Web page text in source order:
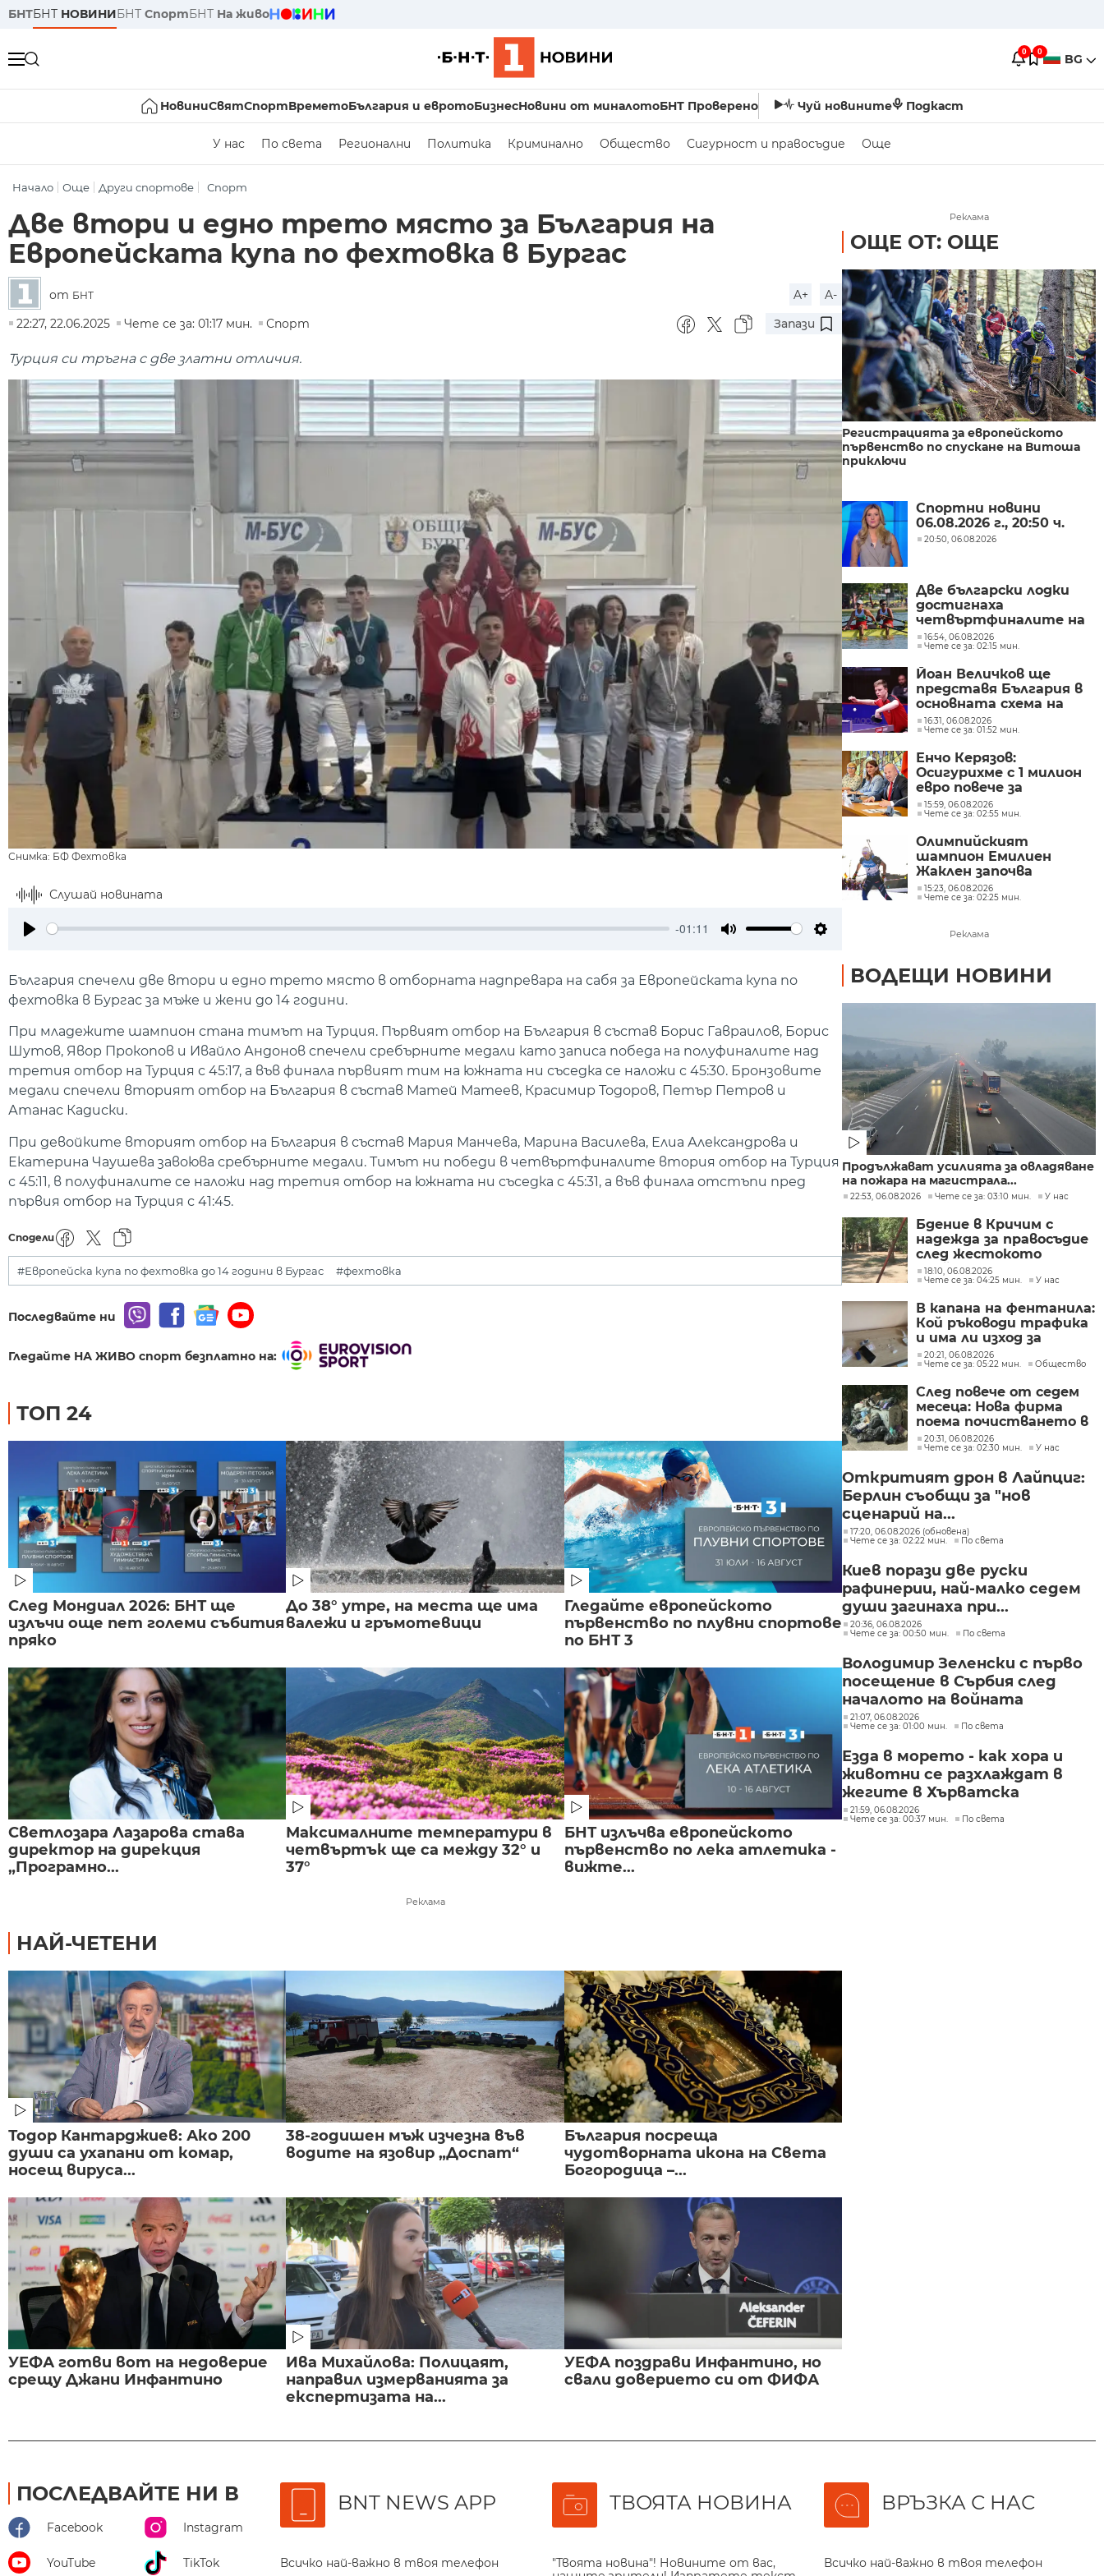
БНТБНТ НОВИНИБНТ СпортБНТ На живо
0 0 BG
НовиниСвятСпортВреметоБългария и евротоБизнесНовини от миналотоБНТ Проверено Чуй новините Подкаст
У нас По света Регионални Политика Криминално Общество Сигурност и правосъдие Още
Начало Още Други спортове Спорт
Две втори и едно трето място за България на
Европейската купа по фехтовка в Бургас
от БНТ A+
A-
22:27, 22.06.2025
Чете се за: 01:17 мин. Спорт Запази
Турция си тръгна с две златни отличия.
Снимка: БФ Фехтовка
Слушай новината
-01:11
България спечели две втори и едно трето място в отборната надпревара на сабя за Европейската купа по
фехтовка в Бургас за мъже и жени до 14 години.
При младежите шампион стана тимът на Турция. Първият отбор на България в състав Борис Гавраилов, Борис
Шутов, Явор Прокопов и Ивайло Андонов спечели сребърните медали като записа победа на полуфиналите над
третия отбор на Турция с 45:17, а във финала първият тим на южната ни съседка се наложи с 45:30. Бронзовите
медали спечели вторият отбор на България в състав Матей Матеев, Красимир Тодоров, Петър Петров и
Атанас Кадиски.
При девойките вторият отбор на България в състав Мария Манчева, Марина Василева, Елиа Александрова и
Екатерина Чаушева завоюва сребърните медали. Тимът ни победи в четвъртфиналите втория отбор на Турция
с 45:11, в полуфиналите се наложи над третия отбор на южната ни съседка с 45:31, а във финала отстъпи пред
първия отбор на Турция с 41:45.
Сподели
#Европейска купа по фехтовка до 14 години в Бургас #фехтовка
Последвайте ни
Гледайте НА ЖИВО спорт безплатно на:
ТОП 24
След Мондиал 2026: БНТ ще
излъчи още пет големи събития
пряко
До 38° утре, на места ще има
валежи и гръмотевици
Гледайте европейското
първенство по плувни спортове
по БНТ 3
Светлозара Лазарова става
директор на дирекция
„Програмно...
Максималните температури в
четвъртък ще са между 32° и
37°
БНТ излъчва европейското
първенство по лека атлетика -
вижте...
Реклама
НАЙ-ЧЕТЕНИ
Тодор Кантарджиев: Ако 200
души са ухапани от комар,
носещ вируса...
38-годишен мъж изчезна във
водите на язовир „Доспат“
България посреща
чудотворната икона на Света
Богородица –...
УЕФА готви вот на недоверие
срещу Джани Инфантино
Ива Михайлова: Полицаят,
направил измерванията за
експертизата на...
УЕФА поздрави Инфантино, но
свали доверието си от ФИФА
Реклама
ОЩЕ ОТ: ОЩЕ
Регистрацията за европейското
първенство по спускане на Витоша
приключи
Спортни новини
06.08.2026 г., 20:50 ч.
20:50, 06.08.2026
Две български лодки
достигнаха
четвъртфиналите на
световното
първенство по гребане
в Пловдив
16:54, 06.08.2026
Чете се за: 02:15 мин.
Йоан Величков ще
представя България в
основната схема на
WTT Contender
Panagyurishte 2026
16:31, 06.08.2026
Чете се за: 01:52 мин.
Енчо Керязов:
Осигурихме с 1 милион
евро повече за
младежките политики
15:59, 06.08.2026
Чете се за: 02:55 мин.
Олимпийският
шампион Емилиен
Жаклен започва
професионална кариера
в колоезденето
15:23, 06.08.2026
Чете се за: 02:25 мин.
Реклама
ВОДЕЩИ НОВИНИ
Продължават усилията за овладяване
на пожара на магистрала...
22:53, 06.08.2026 Чете се за: 03:10 мин. У нас
Бдение в Кричим с
надежда за правосъдие
след жестокото
убийство на млад мъж
в Пловдив от
18:10, 06.08.2026
Чете се за: 04:25 мин.
У нас
В капана на фентанила:
Кой ръководи трафика
и има ли изход за
пристрастените?
20:21, 06.08.2026
Чете се за: 05:22 мин.
Общество
След повече от седем
месеца: Нова фирма
поема почистването в
столичните райони
"Слатина", "Подуяне" и
20:31, 06.08.2026
Чете се за: 02:30 мин.
У нас
Откритият дрон в Лайпциг:
Берлин съобщи за "нов
сценарий на...
17:20, 06.08.2026 (обновена)
Чете се за: 02:22 мин.
По света
Киев порази две руски
рафинерии, най-малко седем
души загинаха при...
20:36, 06.08.2026
Чете се за: 00:50 мин.
По света
Володимир Зеленски с първо
посещение в Сърбия след
началото на войната
21:07, 06.08.2026
Чете се за: 01:00 мин.
По света
Езда в морето - как хора и
животни се разхлаждат в
жегите в Хърватска
21:59, 06.08.2026
Чете се за: 00:37 мин.
По света
ПОСЛЕДВАЙТЕ НИ В
Facebook Instagram
YouTube TikTok
BNT NEWS APP
Всичко най-важно в твоя телефон
ТВОЯТА НОВИНА
"Твоята новина"! Новините от вас,
ВРЪЗКА С НАС
Всичко най-важно в твоя телефон